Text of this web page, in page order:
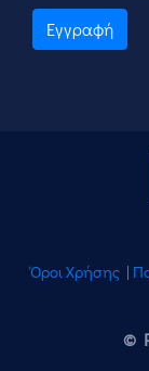
Εγγραφή
Όροι Χρήσης |
©